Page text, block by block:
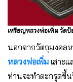
เหรียญหลวงพ่อเพิ่ม วัด
นอกจากวัตถุมงคล
หลวงพ่อเพิ่ม เสาะ
ท่านจะทำตะกรุดขึ้น